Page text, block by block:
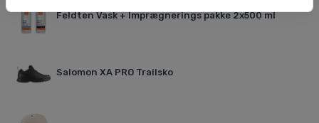
Feldten Vask + Imprægnerings pakke 2x500 ml
Salomon XA PRO Trailsko